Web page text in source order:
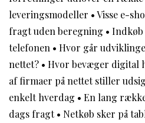
leveringsmodeller •Visse e-
fragt uden beregning • Indkøb
telefonen • Hvor går
nettet? • Hvor bevæger digital
af firmaer på nettet stiller
enkelt hverdag • En lang
dags fragt• Netkøb sker på